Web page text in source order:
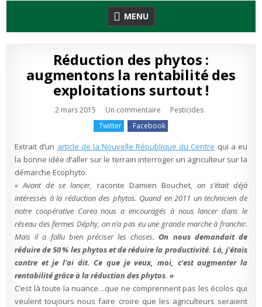
MENU
Réduction des phytos :
augmentons la rentabilité des
exploitations surtout !
2 mars 2015 Un commentairesur
des
phytos
augmentons
la
rentabilité
des
!
Publié
Pesticides
Twitter
Facebook
Extrait d’un article de la Nouvelle République du Centre qui a eu
la bonne idée d’aller sur le terrain interroger un agriculteur sur la
démarche Ecophyto.
« Avant de se lancer, raconte Damien Bouchet, on s’était déjà
intéressés à la réduction des phytos. Quand en 2011 un technicien de
notre coopérative Corea nous a encouragés à nous lancer dans le
réseau des fermes Déphy, on n’a pas eu une grande marche à franchir.
Mais il a fallu bien préciser les choses.On nous demandait de
réduire de 50 % les phytos et de réduire la productivité. Là, j’étais
contre et je l’ai dit. Ce que je veux, moi, c’est augmenter la
rentabilité grâce à la réduction des phytos. »
C’est là toute la nuance…que ne comprennent pas les écolos qui
veulent toujours nous faire croire que les agriculteurs seraient